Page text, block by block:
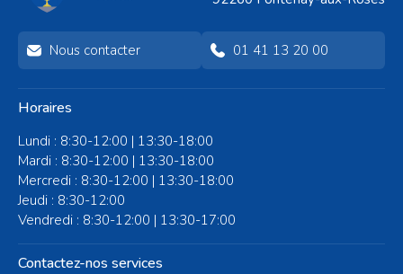
Nous contacter 01 41 13 20 00
Horaires
Lundi : 8:30-12:00 | 13:30-18:00
Mardi : 8:30-12:00 | 13:30-18:00
Mercredi : 8:30-12:00 | 13:30-18:00
Jeudi : 8:30-12:00
Vendredi : 8:30-12:00 | 13:30-17:00
Contactez-nos services